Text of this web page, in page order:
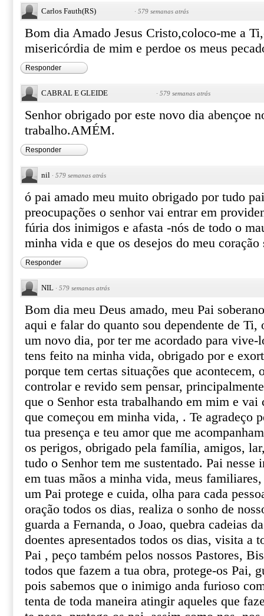
Carlos Fauth(RS) · 579 semanas atrás
Bom dia Amado Jesus Cristo,coloco-me a
misericórdia de mim e perdoe os meus
Responder
CABRAL E GLEIDE · 579 semanas atrás
Senhor obrigado por este novo dia abençoe
trabalho.AMÉM.
Responder
nil · 579 semanas atrás
ó pai amado meu muito obrigado por tudo
preocupações o senhor vai entrar em
fúria dos inimigos e afasta -nós de todo o
minha vida e que os desejos do meu coração
Responder
NIL · 579 semanas atrás
Bom dia meu Deus amado, meu Pai
aqui e falar do quanto sou dependente de Ti,
um novo dia, por ter me acordado para
tens feito na minha vida, obrigado por e
porque tem certas situações que acontecem,
controlar e revido sem pensar,
que o Senhor esta trabalhando em mim e vai
que começou em minha vida, . Te agradeço
tua presença e teu amor que me
os perigos, obrigado pela família, amigos,
tudo o Senhor tem me sustentado. Pai nesse
em tuas mãos a minha vida, meus
um Pai protege e cuida, olha para cada
oração todos os dias, realiza o sonho de
guarda a Fernanda, o Joao, quebra cadeias
doentes apresentados todos os dias, visita a
Pai , peço também pelos nossos Pastores,
todos que fazem a tua obra, protege-os Pai,
pois sabemos que o inimigo anda furioso
tenta de toda maneira atingir aqueles que